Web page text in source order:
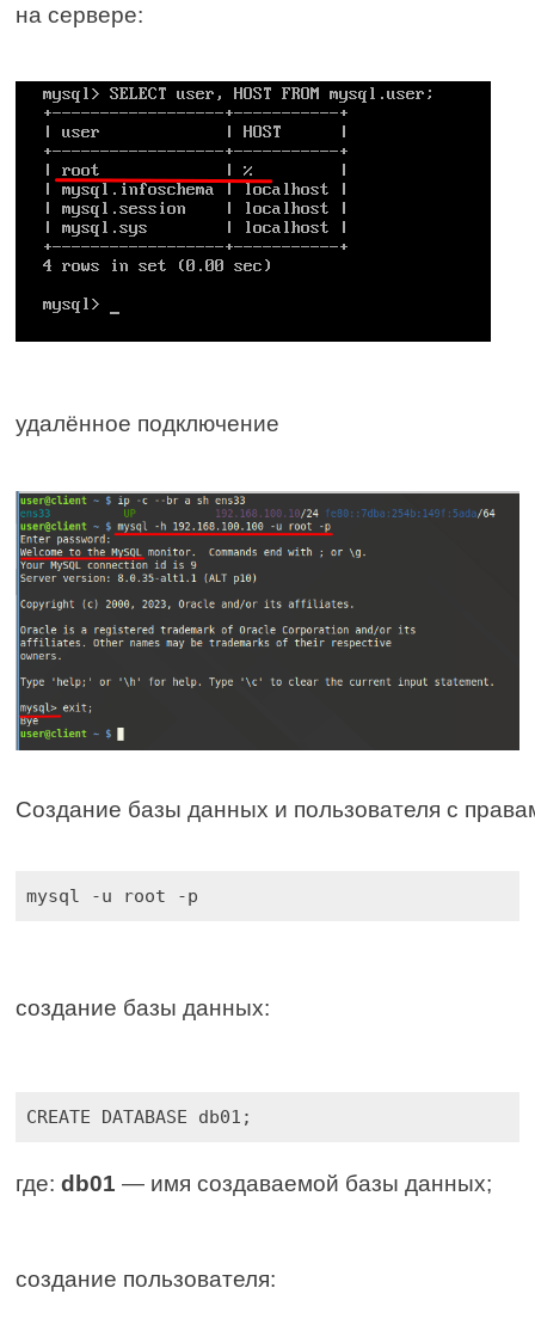
на сервере:
удалённое подключение
Создание базы данных и пользователя с
mysql -u root -p
создание базы данных:
CREATE DATABASE db01;
где: db01 — имя создаваемой базы данных;
создание пользователя: